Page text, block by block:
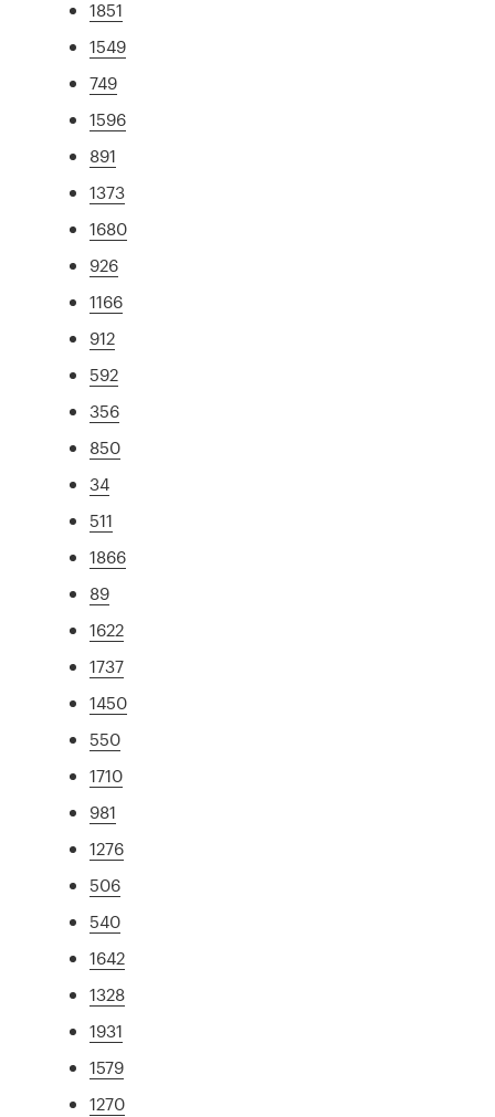
1851
1549
749
1596
891
1373
1680
926
1166
912
592
356
850
34
511
1866
89
1622
1737
1450
550
1710
981
1276
506
540
1642
1328
1931
1579
1270